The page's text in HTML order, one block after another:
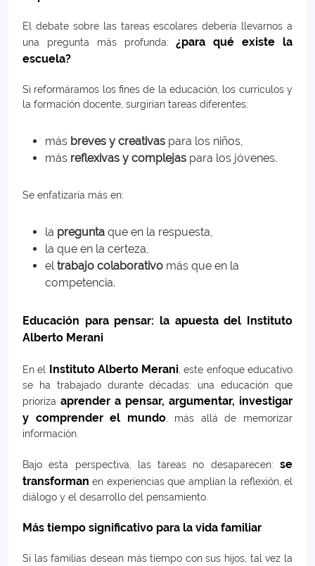
El debate sobre las tareas escolares debería llevarnos a
una pregunta más profunda:¿para qué existe la
escuela?
Si reformáramos los fines de la educación, los currículos y
la formación docente, surgirían tareas diferentes:
más breves y creativas para los niños,
más reflexivas y complejas para los jóvenes.
Se enfatizaría más en:
la pregunta que en la respuesta,
la que en la certeza,
el trabajo colaborativo más que en la
competencia.
Educación para pensar: la apuesta del Instituto
Alberto Merani
En el Instituto Alberto Merani , este enfoque educativo
se ha trabajado durante décadas: una educación que
prioriza aprender a pensar, argumentar, investigar
y comprender el mundo, más allá de memorizar
información.
Bajo esta perspectiva, las tareas no desaparecen: se
transforman en experiencias que amplían la reflexión, el
diálogo y el desarrollo del pensamiento.
Más tiempo significativo para la vida familiar
Si las familias desean más tiempo con sus hijos, tal vez la